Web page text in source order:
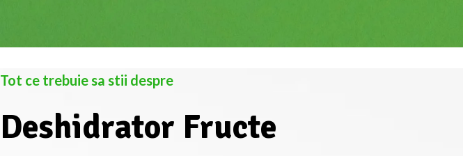
Tot ce trebuie sa stii despre
Deshidrator Fructe